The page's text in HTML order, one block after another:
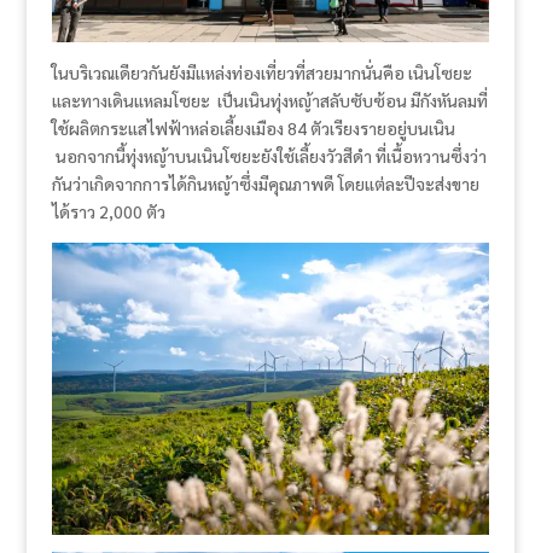
ในบริเวณเดียวกันยังมีแหล่งท่องเที่ยวที่สวยมากนั่นคือ เนินโซยะ
และทางเดินแหลมโซยะ เป็นเนินทุ่งหญ้าสลับซับซ้อน มีกังหันลมที่
ใช้ผลิตกระแสไฟฟ้าหล่อเลี้ยงเมือง 84 ตัวเรียงรายอยู่บนเนิน
นอกจากนี้ทุ่งหญ้าบนเนินโซยะยังใช้เลี้ยงวัวสีดำ ที่เนื้อหวานซึ่งว่า
กันว่าเกิดจากการได้กินหญ้าซึ่งมีคุณภาพดี โดยแต่ละปีจะส่งขาย
ได้ราว 2,000 ตัว